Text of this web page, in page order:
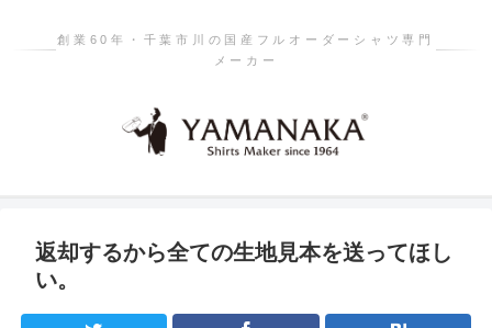
創業60年・千葉市川の国産フルオーダーシャツ専門
メーカー
返却するから全ての生地見本を送ってほし
い。